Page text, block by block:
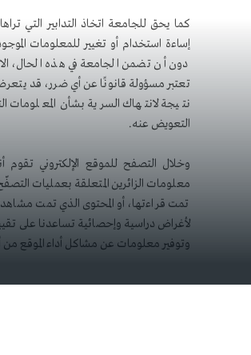
كما يحق للجامعة اتخاذ التدابير التي
إساءة استخدام أو تغيير للمعلومات
دون أن تضمن الجامعة في هذه الحال،
تعتبر مسؤولة قانونًا عن أي ضرر، قد
نتيجة لانتهاك السرية بشأن المعلومات
التعويض عنه.
​وخلال التصفح للموقع الإلكتروني تقوم
تمت قراءتها، أو المحتوى الذي تمت
لأغراض دراسية وإحصائية تساعدنا على
وتوفير معلومات عن مشاكل أداء الموقع